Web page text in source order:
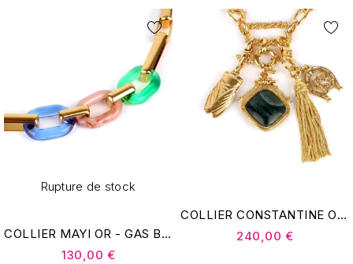
Rupture de stock
COLLIER MAYI OR - GAS BIJOUX
130,00 €
COLLIER CONSTANTINE OR - GAS BIJOUX
240,00 €